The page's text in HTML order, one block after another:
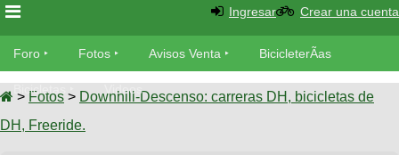
Foro
Foro
TÃ©cnica
Fotos
Ingresar Crear una cuenta
Foro Fotos Avisos Venta BicicleterÃ­as
Bicicletas Videos
> Fotos > Downhill-Descenso: carreras DH, bicicletas de
DH, Freeride.